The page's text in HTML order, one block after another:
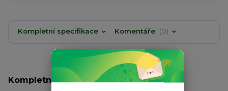
Kompletní specifikace Komentáře 0
Kompletní specifikace